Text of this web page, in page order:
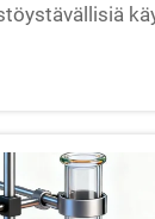
erityisesti kun